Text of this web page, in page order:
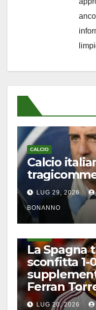
CALCIO
Calcio
LUG 29, 2026
BONANNO
La Spagna
sconfitta 1-
Ferran
LUG 20, 2026